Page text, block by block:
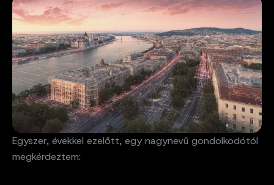
Egyszer, évekkel ezelőtt, egy nagynevű gondolkodótól
megkérdeztem: